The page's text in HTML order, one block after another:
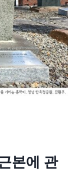
본에 관